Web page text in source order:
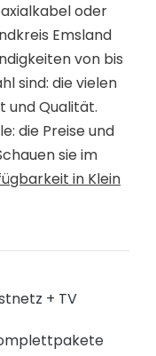
oder
Emsland
von bis
sind: die vielen
und Qualität.
die Preise und
sie im
in Klein
+ TV